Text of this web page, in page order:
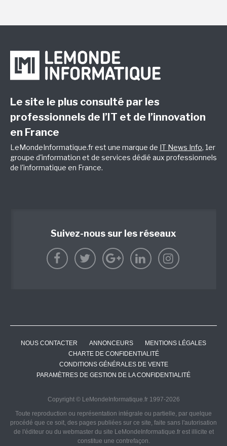
Le site le plus consulté par les
professionnels de l’IT et de l’innovation
en France
LeMondeInformatique.fr est une marque de IT News Info, 1er
groupe d'information et de services dédié aux professionnels
de l'informatique en France.
Suivez-nous sur les réseaux
NOUS CONTACTER ANNONCEURS
MENTIONS LÉGALES
CHARTE DE CONFIDENTIALITÉ
CONDITIONS GÉNÉRALES DE VENTE
PARAMÈTRES DE GESTION DE LA CONFIDENTIALITÉ
Copyright © LeMondeInformatique.fr 1997-2026
Toute reproduction ou représentation intégrale ou partielle, par quelque
procédé que ce soit, des pages publiées sur ce site, faite sans l'autorisation
de l'éditeur ou du webmaster du site LeMondeInformatique.fr est illicite et
constitue une contrefaçon.